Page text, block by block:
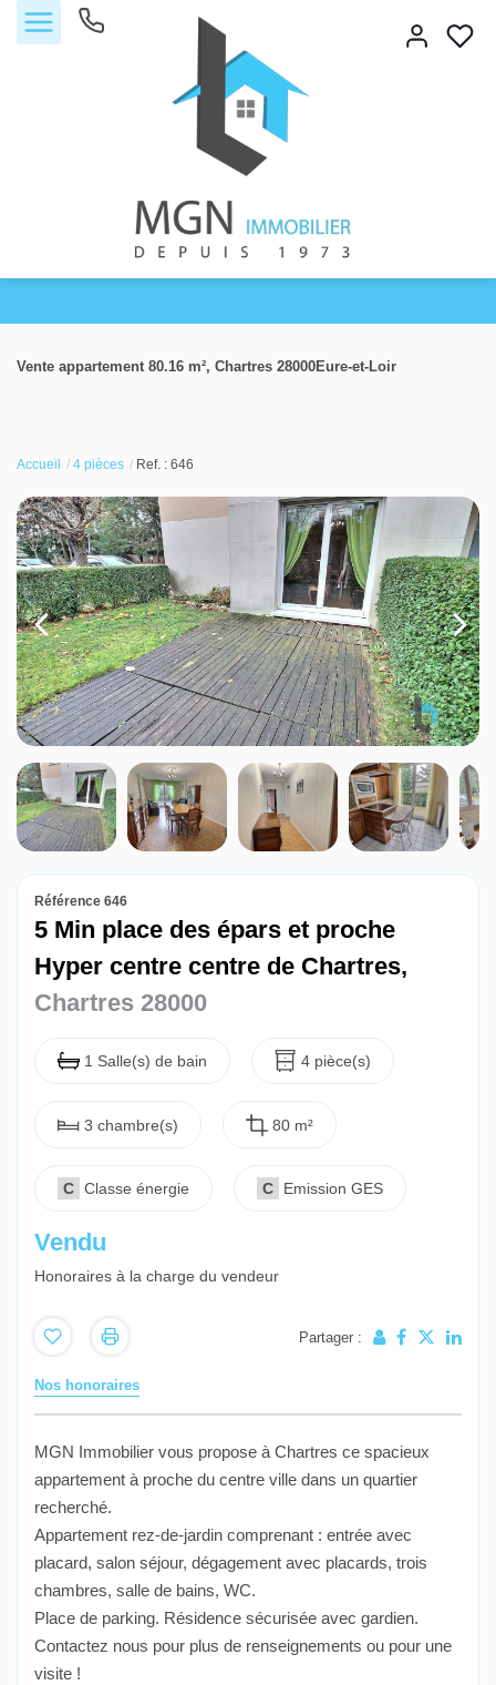
Vendre
Louer
Nos agences
Contact
Vente appartement 80.16 m², Chartres 28000Eure-et-Loir
Accueil 4 pièces Ref. : 646
Référence 646
5 Min place des épars et proche
Hyper centre centre de Chartres,
Chartres 28000
1 Salle(s) de bain 4 pièce(s)
3 chambre(s) 80 m²
C Classe énergie C Emission GES
Vendu
Honoraires à la charge du vendeur
Partager :
Nos honoraires
MGN Immobilier vous propose à Chartres ce spacieux
appartement à proche du centre ville dans un quartier
recherché.
Appartement rez-de-jardin comprenant : entrée avec
placard, salon séjour, dégagement avec placards, trois
chambres, salle de bains, WC.
Place de parking. Résidence sécurisée avec gardien.
Contactez nous pour plus de renseignements ou pour une
visite !